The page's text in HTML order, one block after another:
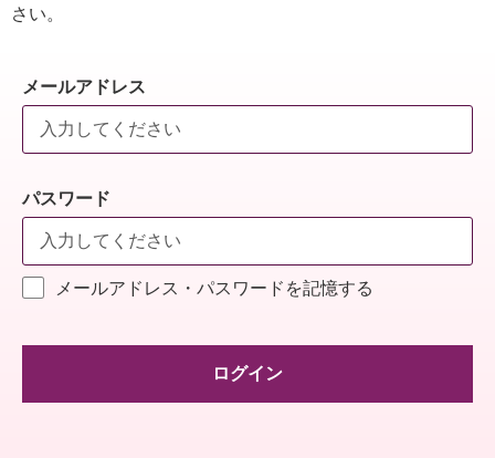
さい。
メールアドレス
パスワード
メールアドレス・パスワードを記憶する
ログイン